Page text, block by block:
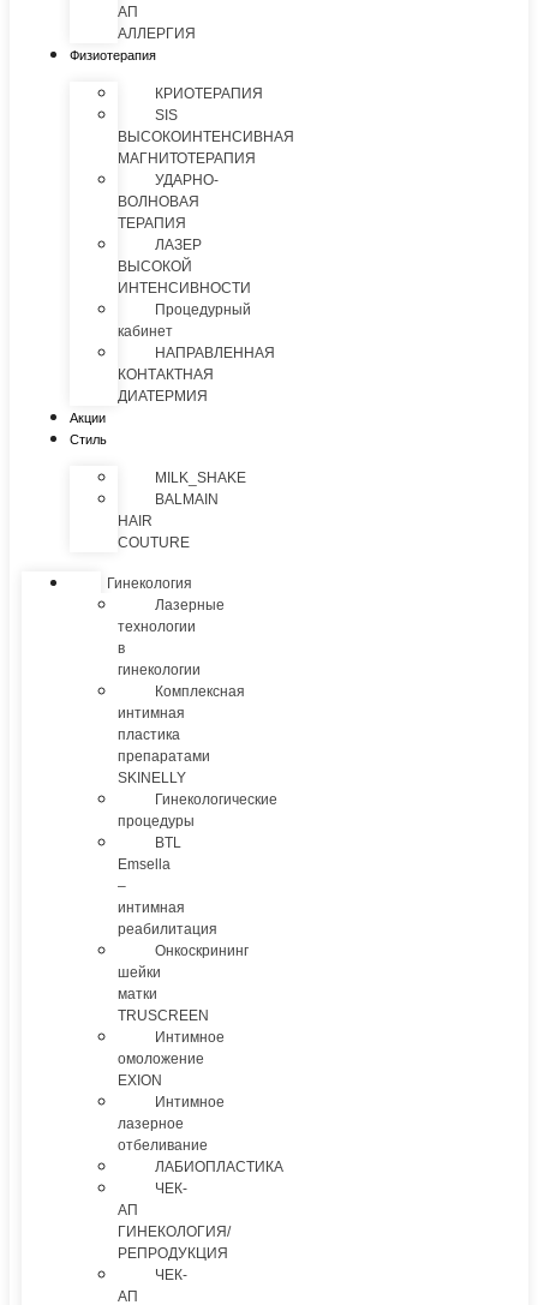
АП
АЛЛЕРГИЯ
Физиотерапия
КРИОТЕРАПИЯ
SIS
ВЫСОКОИНТЕНСИВНАЯ
МАГНИТОТЕРАПИЯ
УДАРНО-
ВОЛНОВАЯ
ТЕРАПИЯ
ЛАЗЕР
ВЫСОКОЙ
ИНТЕНСИВНОСТИ
Процедурный
кабинет
НАПРАВЛЕННАЯ
КОНТАКТНАЯ
ДИАТЕРМИЯ
Акции
Стиль
MILK_SHAKE
BALMAIN
HAIR
COUTURE
Гинекология
Лазерные
технологии
в
гинекологии
Комплексная
интимная
пластика
препаратами
SKINELLY
Гинекологические
процедуры
BTL
Emsella
–
интимная
реабилитация
Онкоскрининг
шейки
матки
TRUSCREEN
Интимное
омоложение
EXION
Интимное
лазерное
отбеливание
ЛАБИОПЛАСТИКА
ЧЕК-
АП
ГИНЕКОЛОГИЯ/
РЕПРОДУКЦИЯ
ЧЕК-
АП